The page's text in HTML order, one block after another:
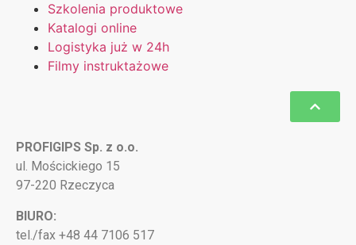
Szkolenia produktowe
Katalogi online
Logistyka już w 24h
Filmy instruktażowe
PROFIGIPS Sp. z o.o.
ul. Mościckiego 15
97-220 Rzeczyca
BIURO:
tel./fax +48 44 7106 517